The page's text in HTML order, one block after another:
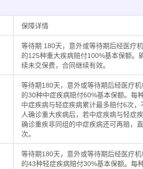
保障详情
等待期 180天，意外或等待期后经医疗
的125种重大疾病赔付100%基本保额。
续未交保费，合同继续有效。
等待期180天，意外或等待期后经医疗
的30种中症疾病赔付60%基本保额。每
中症疾病与轻症疾病累计最多赔付6次
人确诊重大疾病后，若中症疾病与轻症
确诊重疾非同组的中症疾病还可再赔，
次。
等待期180天，意外或等待期后经医疗
的43种轻症疾病赔付30%基本保额。每